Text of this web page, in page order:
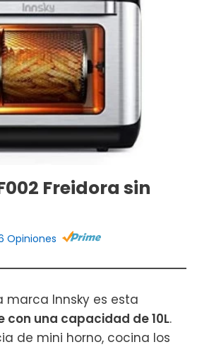
Freidora sin
Opiniones
marca Innsky es esta
con una capacidad de 10L.
de mini horno, cocina los